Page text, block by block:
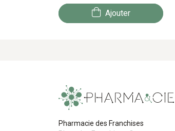
Ajouter
Pharmacie des Franchises